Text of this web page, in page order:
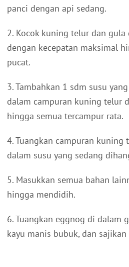
panci dengan api sedang.
2. Kocok kuning telur dan gula
dengan kecepatan maksimal
pucat.
3. Tambahkan 1 sdm susu
dalam campuran kuning telur
hingga semua tercampur rata.
4. Tuangkan campuran kuning
dalam susu yang sedang
5. Masukkan semua bahan
hingga mendidih.
6. Tuangkan eggnog di dalam
kayu manis bubuk, dan